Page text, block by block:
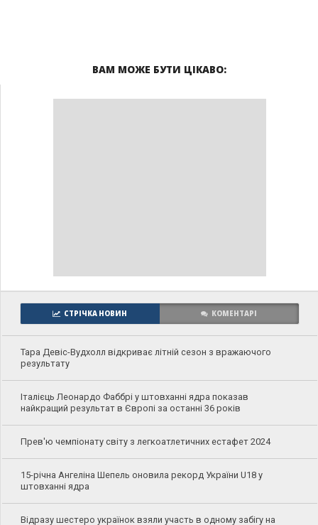
ВАМ МОЖЕ БУТИ ЦІКАВО:
СТРІЧКА НОВИН КОМЕНТАРІ
Тара Девіс-Вудхолл відкриває літній сезон з вражаючого
результату
Італієць Леонардо Фаббрі у штовханні ядра показав
найкращий результат в Європі за останні 36 років
Прев'ю чемпіонату світу з легкоатлетичних естафет 2024
15-річна Ангеліна Шепель оновила рекорд України U18 у
штовханні ядра
Відразу шестеро українок взяли участь в одному забігу на